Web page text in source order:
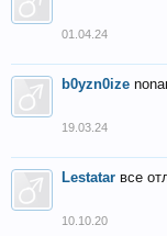
01.04.24
b0yzn0ize
19.03.24
Lestatar все
10.10.20